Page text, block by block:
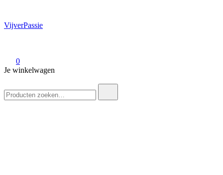
VijverPassie
0
Je winkelwagen
naar: